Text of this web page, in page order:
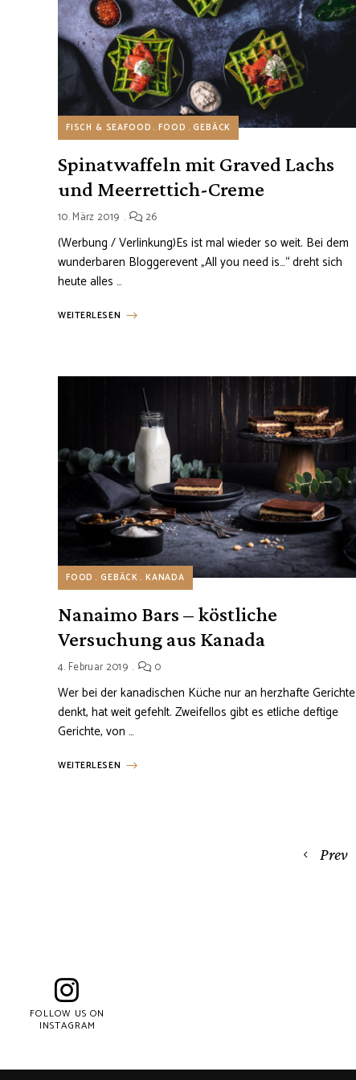
FISCH & SEAFOOD FOOD GEBÄCK
Spinatwaffeln mit Graved Lachs
und Meerrettich-Creme
10. März 2019 26
(Werbung / Verlinkung)Es ist mal wieder so weit. Bei dem
wunderbaren Bloggerevent „All you need is…“ dreht sich
heute alles …
WEITERLESEN
FOOD GEBÄCK KANADA
Nanaimo Bars – köstliche
Versuchung aus Kanada
4. Februar 2019 0
Wer bei der kanadischen Küche nur an herzhafte Gerichte
denkt, hat weit gefehlt. Zweifellos gibt es etliche deftige
Gerichte, von …
WEITERLESEN
Prev
FOLLOW US ON
INSTAGRAM